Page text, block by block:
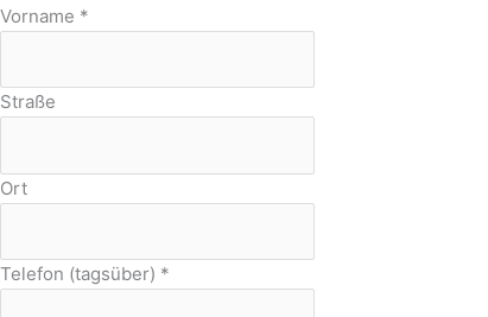
Vorname *
Straße
Ort
Telefon (tagsüber) *